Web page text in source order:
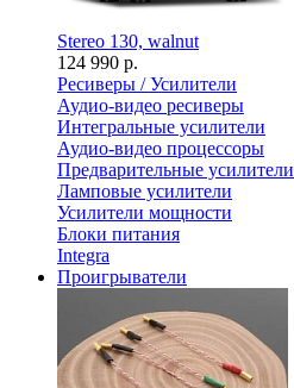
Stereo 130, walnut
124 990 р.
Ресиверы / Усилители
Аудио-видео ресиверы
Интегральные усилители
Аудио-видео процессоры
Предварительные усилители
Ламповые усилители
Усилители мощности
Блоки питания
Integra
Проигрыватели